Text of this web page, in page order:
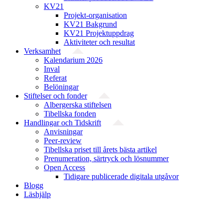
KV21
Projekt-organisation
KV21 Bakgrund
KV21 Projektuppdrag
Aktiviteter och resultat
Verksamhet
Kalendarium 2026
Inval
Referat
Belöningar
Stiftelser och fonder
Albergerska stiftelsen
Tibellska fonden
Handlingar och Tidskrift
Anvisningar
Peer-review
Tibellska priset till årets bästa artikel
Prenumeration, särtryck och lösnummer
Open Access
Tidigare publicerade digitala utgåvor
Blogg
Läshjälp